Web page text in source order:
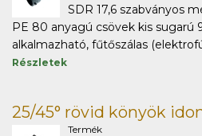
SDR 17,6 szabványos
PE 80 anyagú csövek kis sugarú
alkalmazható, fűtőszálas
Részletek
25/45° rövid könyök
Termék